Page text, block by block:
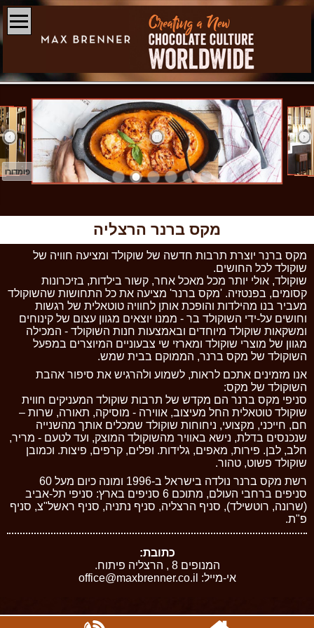
פומדורו
מקס ברנר הרצליה
מקס ברנר יוצרת תרבות חדשה של שוקולד ומציעה חוויה של
שוקולד לכל החושים.
שוקולד, אולי יותר מכל מאכל אחר, קשור בילדות, בזיכרונות
קסומים, בפנטזיה. 'מקס ברנר' מציעה את כל התחושות שהשוקולד
מעביר בנו מהילדות והופכת אותן לחוויה טוטאלית של רגשות
וחושים על-ידי השוקולד בר - ממנו יוצאים מגוון עצום של קינוחים
ומשקאות שוקולד מיוחדים ובאמצעות חנות השוקולד - המכילה
מגוון של מוצרי שוקולד ומארזי שי צבעוניים המיוצרים במפעל
השוקולד של מקס ברנר, הממוקם בבית שמש.
אנו מזמינים אתכם לראות, לשמוע ולהרגיש את סיפור אהבת
השוקולד של מקס:
סניפי מקס ברנר הם מקדש של תרבות שוקולד המעניקים חווית
שוקולד טוטאלית החל מעיצוב, אווירה - מוסיקה, תאורה, שרות –
חם, חייכני, מקצועי, ניחוחות שוקולד שמכלים אותך מהשנייה
שנכנסים בדלת, נישא באוויר מהשוקולד המוצק, ועד לטעם - מריר,
חלב, לבן. פירות, מאפים, גלידות. ופלים, קרפים, פיצות. וכמובן
שוקולד פשוט, טהור.
רשת מקס ברנר נולדה בישראל ב-1996 ומונה כיום מעל 60
סניפים ברחבי העולם, מתוכם 6 סניפים בארץ: סניפי תל-אביב
(שרונה, רוטשילד), סניף הרצליה, סניף נתניה, סניף ראשל"צ, סניף
פ"ת.
כתובת:
המנופים 8 , הרצליה פיתוח.
אי-מייל: office@maxbrenner.co.il